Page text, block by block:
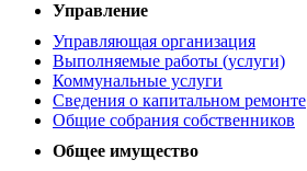
Управление
Управляющая организация
Выполняемые работы (услуги)
Коммунальные услуги
Сведения о капитальном ремонте
Общие собрания собственников
Общее имущество